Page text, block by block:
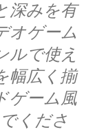
深みを有
オゲーム
ルで使え
幅広く揃
ゲーム風
くださ